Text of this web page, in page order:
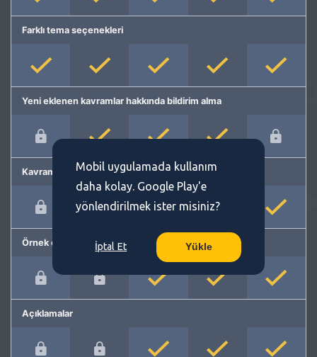
Farklı tema seçenekleri
Yeni eklenen kavramlar hakkında bildirim alma
Kavram önerme
Örnek cümleler
Açıklamalar
Mobil uygulamada kullanım
daha kolay. Google Play'e
yönlendirilmek ister misiniz?
İptal Et Yükle